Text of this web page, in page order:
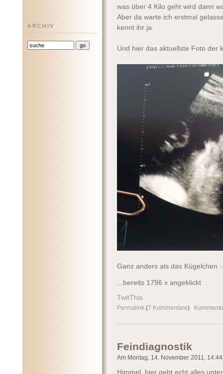
ARCHIV
was über 4 Kilo geht wird dann
Aber da warte ich erstmal
kennt ihr ja.
Und hier das aktuellste Foto der
Ganz anders als das Kügelchen
...bereits 1796 x angeklickt
TwitThis
Permalink (7 Kommentare)
Feindiagnostik
Am Montag, 14. November 2011,
Himmel, hier geht echt alles